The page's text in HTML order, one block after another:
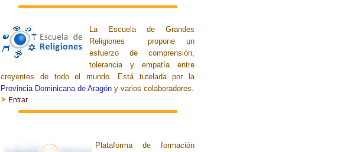
La Escuela de Grandes
Religiones propone un
esfuerzo de comprensión,
tolerancia y empatía entre
creyentes de todo el mundo. Está tutelada por la
Provincia Dominicana de Aragón y varios colaboradores.
Entrar
Plataforma de formación